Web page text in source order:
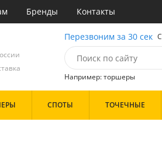
Бренды Контакты
Перезвоним за 30 сек
Например: торшеры
СПОТЫ ТОЧЕЧНЫЕ